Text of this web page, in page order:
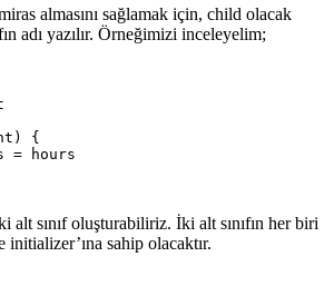
almasını sağlamak için, child olacak
adı yazılır. Örneğimizi inceleyelim;
)
{
=
hours
alt sınıf oluşturabiliriz. İki alt sınıfın her biri
initializer’ına sahip olacaktır.